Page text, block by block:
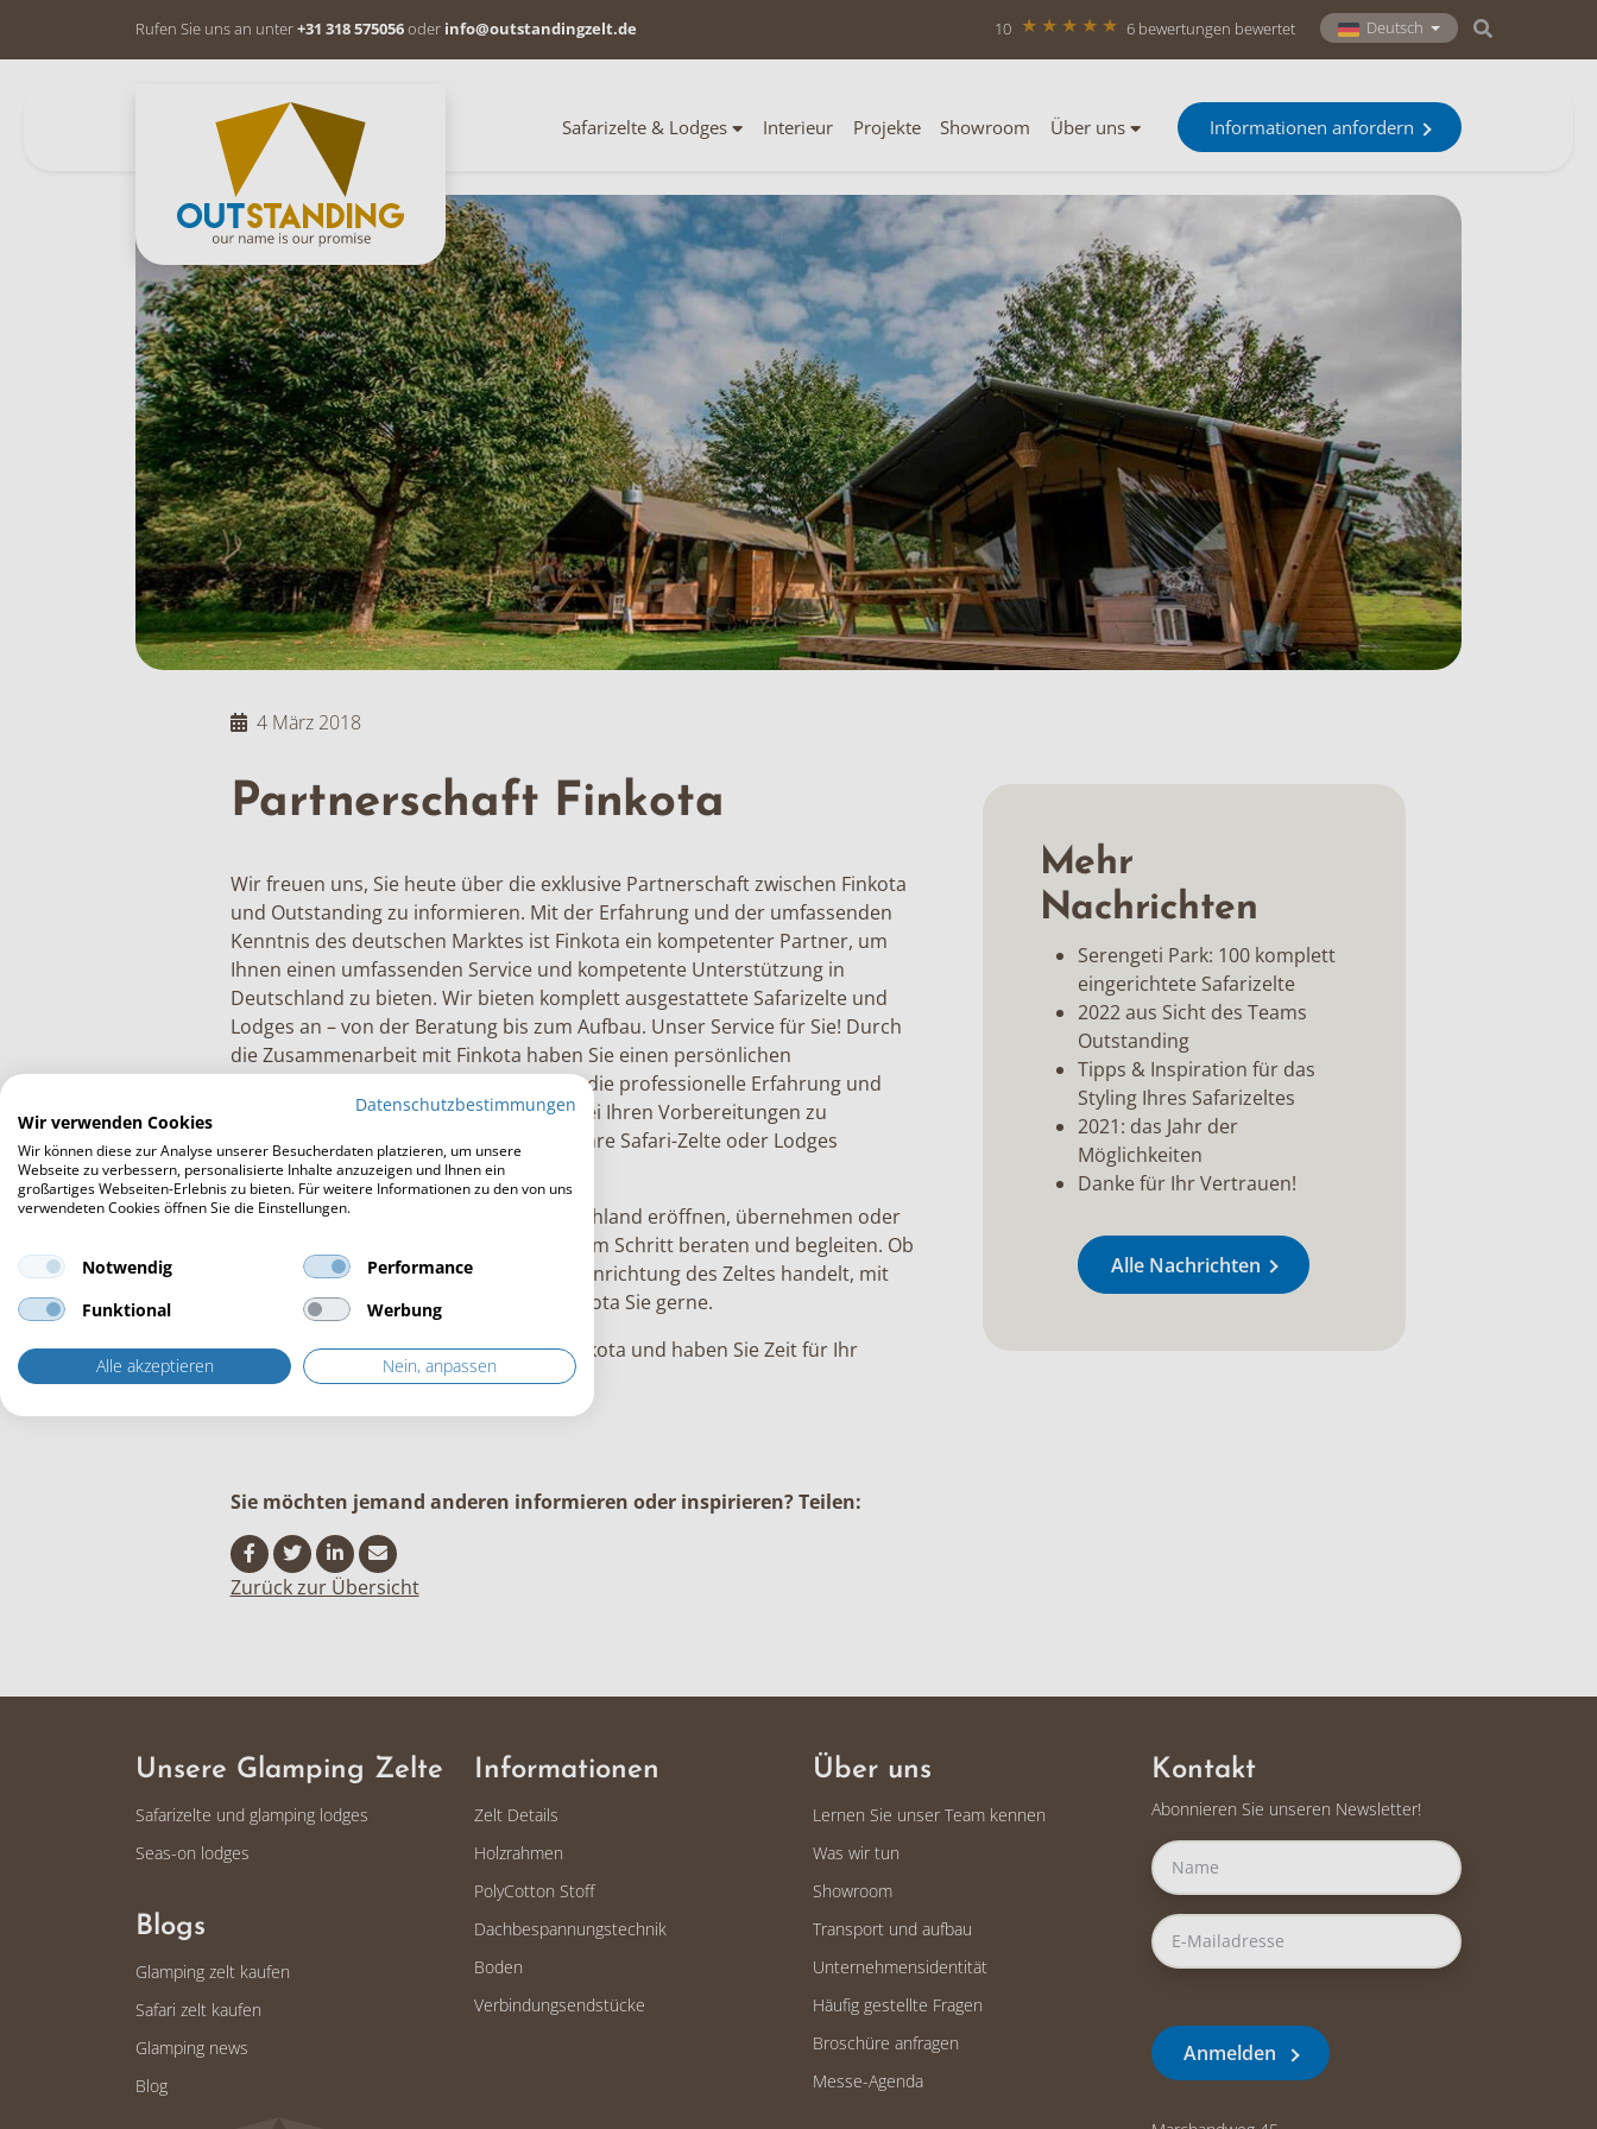
Rufen Sie uns an unter+31 318 575056oder info@outstandingzelt.de 10 6 bewertungen bewertet Deutsch
Safarizelte & Lodges Interieur Projekte Showroom Über uns Informationen anfordern
4 März 2018
Partnerschaft Finkota
Wir freuen uns, Sie heute über die exklusive Partnerschaft zwischen Finkota
und Outstanding zu informieren. Mit der Erfahrung und der umfassenden
Kenntnis des deutschen Marktes ist Finkota ein kompetenter Partner, um
Ihnen einen umfassenden Service und kompetente Unterstützung in
Deutschland zu bieten. Wir bieten komplett ausgestattete Safarizelte und
Lodges an – von der Beratung bis zum Aufbau. Unser Service für Sie! Durch
die Zusammenarbeit mit Finkota haben Sie einen persönlichen
Ansprechpartner in der Nähe, der über die professionelle Erfahrung und
das richtige know how verfügt, um Sie bei Ihren Vorbereitungen zu
unterstützen, auch lange nachdem Sie Ihre Safari-Zelte oder Lodges
erworben haben.
Sie wollen einen Campingplatz in Deutschland eröffnen, übernehmen oder
modernisieren? Finkota wird Sie bei jedem Schritt beraten und begleiten. Ob
es sich um den Business Plan oder die Einrichtung des Zeltes handelt, mit
langjährigem know how unterstützt Finkota Sie gerne.
Nutzen Sie dieAnsprechpartnervon Finkota und haben Sie Zeit für Ihr
Kerngeschäft.
Sie möchten jemand anderen informieren oder inspirieren? Teilen:
Zurück zur Übersicht
Mehr
Nachrichten
Serengeti Park: 100 komplett
eingerichtete Safarizelte
2022 aus Sicht des Teams
Outstanding
Tipps & Inspiration für das
Styling Ihres Safarizeltes
2021: das Jahr der
Möglichkeiten
Danke für Ihr Vertrauen!
Alle Nachrichten
Unsere Glamping Zelte
Safarizelte und glamping lodges
Seas-on lodges
Blogs
Glamping zelt kaufen
Safari zelt kaufen
Glamping news
Blog
Informationen
Zelt Details
Holzrahmen
PolyCotton Stoff
Dachbespannungstechnik
Boden
Verbindungsendstücke
Über uns
Lernen Sie unser Team kennen
Was wir tun
Showroom
Transport und aufbau
Unternehmensidentität
Häufig gestellte Fragen
Broschüre anfragen
Messe-Agenda
Kontakt
Abonnieren Sie unseren Newsletter!
Anmelden
Datenschutzbestimmungen
Wir verwenden Cookies
Wir können diese zur Analyse unserer Besucherdaten platzieren, um unsere
Webseite zu verbessern, personalisierte Inhalte anzuzeigen und Ihnen ein
großartiges Webseiten-Erlebnis zu bieten. Für weitere Informationen zu den von uns
verwendeten Cookies öffnen Sie die Einstellungen.
Notwendig
Performance
Funktional
Werbung
Alle akzeptieren Nein, anpassen